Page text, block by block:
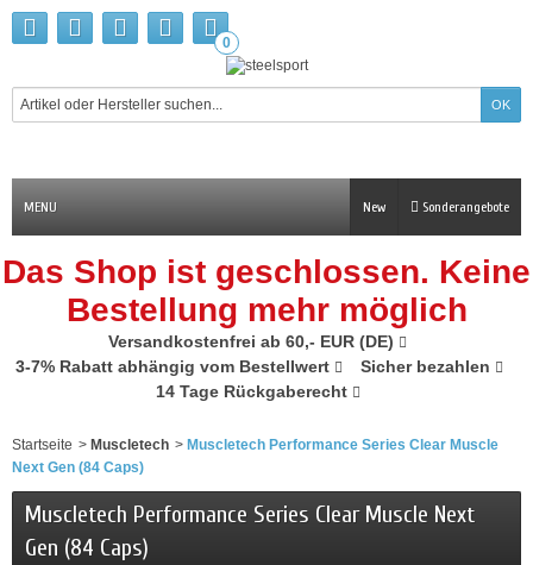
0
MENU Sonderangebote
New
Das Shop ist geschlossen. Keine
Bestellung mehr möglich
Versandkostenfrei ab 60,- EUR (DE)
3-7% Rabatt abhängig vom Bestellwert
Sicher bezahlen
14 Tage Rückgaberecht
Startseite > Muscletech > Muscletech Performance Series Clear Muscle
Next Gen (84 Caps)
Muscletech Performance Series Clear Muscle Next
Gen (84 Caps)